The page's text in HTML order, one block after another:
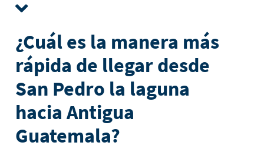
¿Cuál es la manera más
rápida de llegar desde
San Pedro la laguna
hacia Antigua
Guatemala?